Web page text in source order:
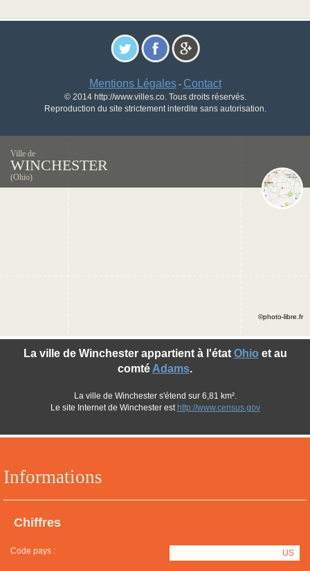
Mentions Légales- Contact
© 2014 http://www.villes.co. Tous droits réservés.
Reproduction du site strictement interdite sans autorisation.
Ville de
WINCHESTER
(Ohio)
Informations
Chiffres
Code pays : US
La ville de Winchester appartient à l'état Ohio et au
comté Adams.
La ville de Winchester s'étend sur 6,81 km².
Le site Internet de Winchester est http://www.census.gov
©photo-libre.fr